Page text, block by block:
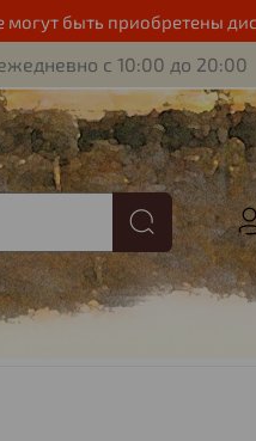
быть приобретены
с 10:00 до 20:00